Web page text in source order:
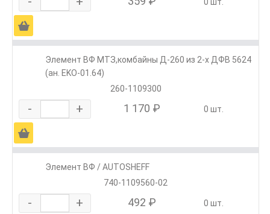
Ä
Элемент ВФ МТЗ,комбайны Д-260 из 2-х ДФВ 5624
(ан. EKO-01.64)
260-1109300
- + 1 170 ₽ 0 шт.
Ä
Элемент ВФ / AUTOSHEFF
740-1109560-02
- + 492 ₽ 0 шт.